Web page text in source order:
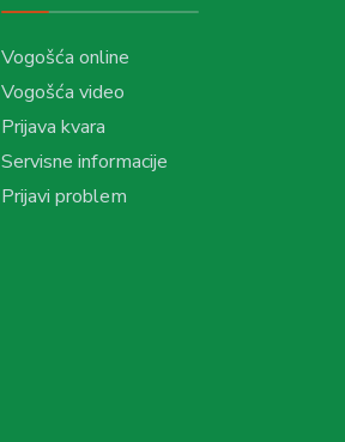
Vogošća online
Vogošća video
Prijava kvara
Servisne informacije
Prijavi problem